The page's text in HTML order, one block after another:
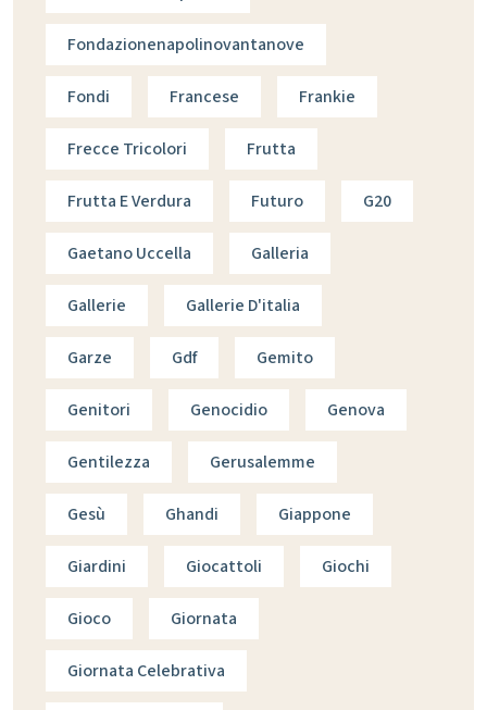
Fondazionenapolinovantanove
Fondi Francese Frankie
Frecce Tricolori Frutta
Frutta E Verdura Futuro G20
Gaetano Uccella Galleria
Gallerie Gallerie D'italia
Garze Gdf Gemito
Genitori Genocidio Genova
Gentilezza Gerusalemme
Gesù Ghandi Giappone
Giardini Giocattoli Giochi
Gioco Giornata
Giornata Celebrativa